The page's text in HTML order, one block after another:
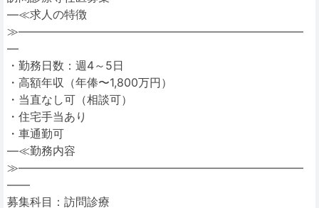
―≪求人の特徴
≫―――――――――――――――――――――――――
―
・勤務日数：週4～5日
・高額年収（年俸〜1,800万円）
・当直なし可（相談可）
・住宅手当あり
・車通勤可
―≪勤務内容
≫―――――――――――――――――――――――――
――
募集科目：訪問診療